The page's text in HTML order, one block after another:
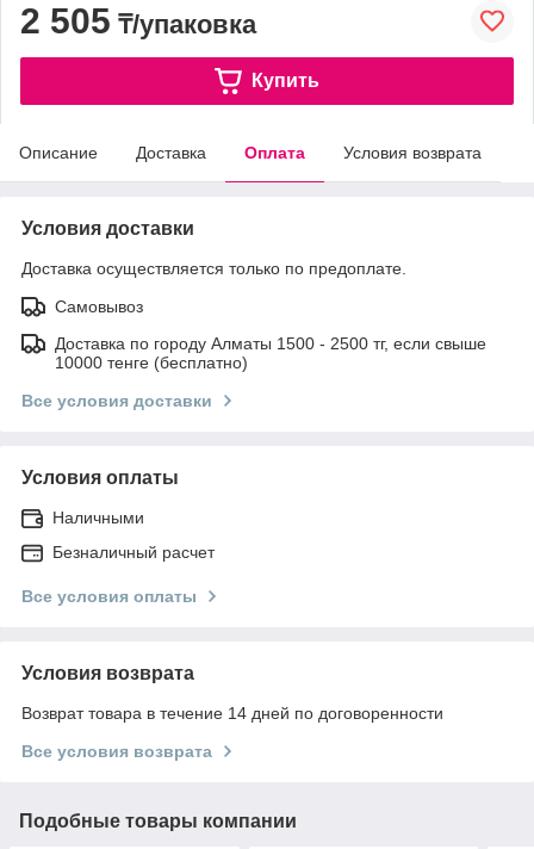
2 505 ₸/упаковка
Купить
Описание Доставка Оплата Условия возврата
Условия доставки
Доставка осуществляется только по предоплате.
Самовывоз
Доставка по городу Алматы 1500 - 2500 тг, если свыше
10000 тенге (бесплатно)
Все условия доставки
Условия оплаты
Наличными
Безналичный расчет
Все условия оплаты
Условия возврата
Возврат товара в течение 14 дней по договоренности
Все условия возврата
Подобные товары компании